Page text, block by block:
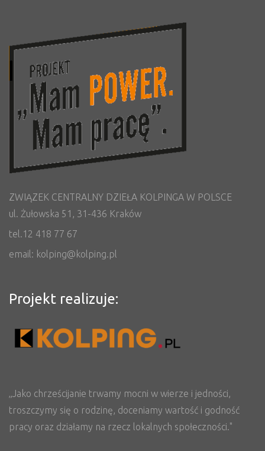
ZWIĄZEK CENTRALNY DZIEŁA KOLPINGA W POLSCE
ul. Żułowska 51, 31-436 Kraków
tel.12 418 77 67
email: kolping@kolping.pl
Projekt realizuje:
„Jako chrześcijanie trwamy mocni w wierze i jedności,
troszczymy się o rodzinę, doceniamy wartość i godność
pracy oraz działamy na rzecz lokalnych społeczności."